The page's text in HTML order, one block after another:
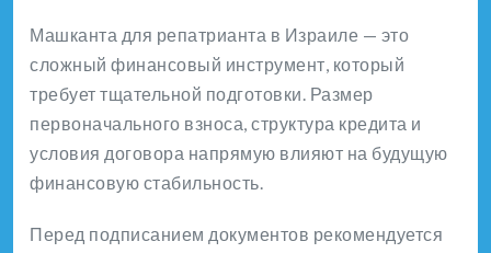
Машканта для репатрианта в Израиле — это
сложный финансовый инструмент, который
требует тщательной подготовки. Размер
первоначального взноса, структура кредита и
условия договора напрямую влияют на будущую
финансовую стабильность.
Перед подписанием документов рекомендуется